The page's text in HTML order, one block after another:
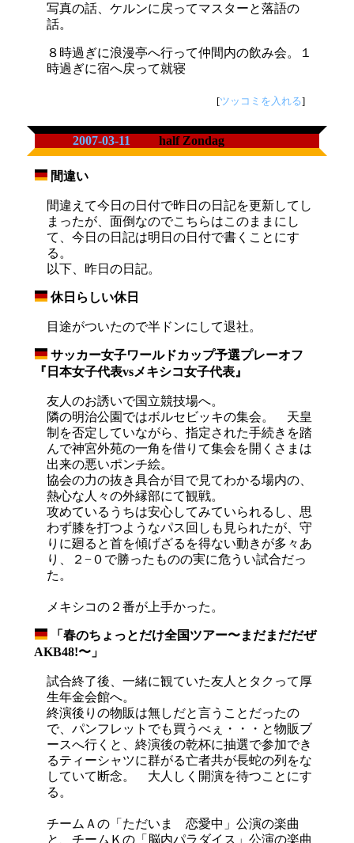
写真の話、ケルンに戻ってマスターと落語の
話。
８時過ぎに浪漫亭へ行って仲間内の飲み会。１
時過ぎに宿へ戻って就寝
[ツッコミを入れる]
2007-03-11 half Zondag
間違い
間違えて今日の日付で昨日の日記を更新してし
まったが、面倒なのでこちらはこのままにし
て、今日の日記は明日の日付で書くことにす
る。
以下、昨日の日記。
休日らしい休日
目途がついたので半ドンにして退社。
サッカー女子ワールドカップ予選プレーオフ
『日本女子代表vsメキシコ女子代表』
友人のお誘いで国立競技場へ。
隣の明治公園ではボルセビッキの集会。 天皇
制を否定していながら、指定された手続きを踏
んで神宮外苑の一角を借りて集会を開くさまは
出来の悪いポンチ絵。
協会の力の抜き具合が目で見てわかる場内の、
熱心な人々の外縁部にて観戦。
攻めているうちは安心してみていられるし、思
わず膝を打つようなパス回しも見られたが、守
りに廻ると首を傾げざるを得ない動きが多々あ
り、２−０で勝ったものの実に危うい試合だっ
た。
メキシコの２番が上手かった。
「春のちょっとだけ全国ツアー〜まだまだだぜ
AKB48!〜」
試合終了後、一緒に観ていた友人とタクって厚
生年金会館へ。
終演後りの物販は無しだと言うことだったの
で、パンフレットでも買うべぇ・・・と物販ブ
ースへ行くと、終演後の乾杯に抽選で参加でき
るティーシャツに群がる亡者共が長蛇の列をな
していて断念。 大人しく開演を待つことにす
る。
チームＡの「ただいま 恋愛中」公演の楽曲
と、チームＫの「脳内パラダイス」公演の楽曲